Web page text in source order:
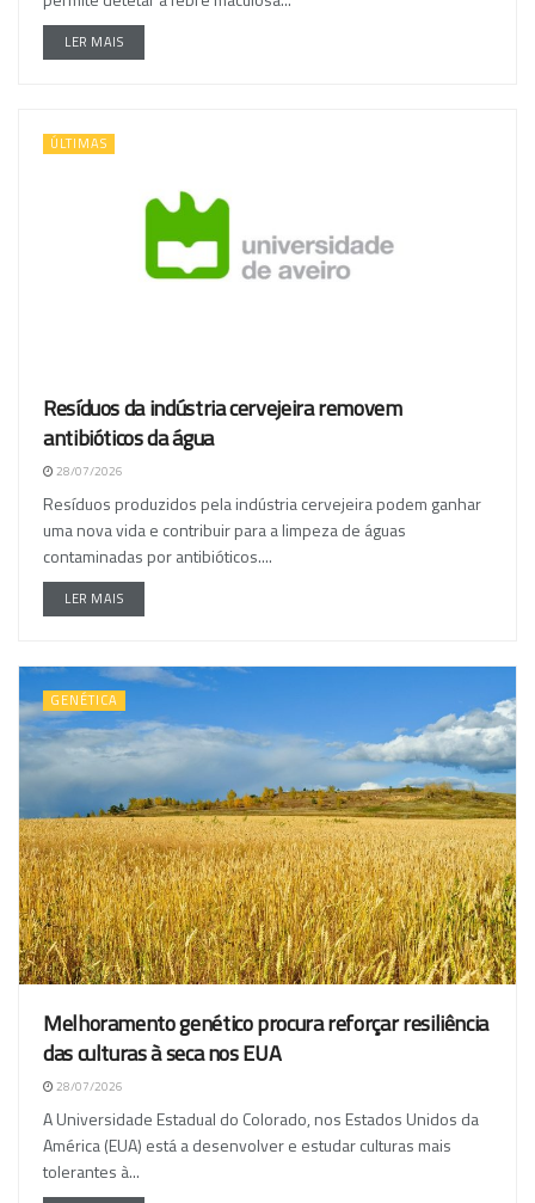
LER MAIS
ÚLTIMAS
Resíduos da indústria cervejeira removem
antibióticos da água
28/07/2026
Resíduos produzidos pela indústria cervejeira podem ganhar
uma nova vida e contribuir para a limpeza de águas
contaminadas por antibióticos....
LER MAIS
GENÉTICA
Melhoramento genético procura reforçar resiliência
das culturas à seca nos EUA
28/07/2026
A Universidade Estadual do Colorado, nos Estados Unidos da
América (EUA) está a desenvolver e estudar culturas mais
tolerantes à...